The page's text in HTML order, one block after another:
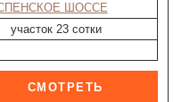
ШОССЕ
участок 23 сотки